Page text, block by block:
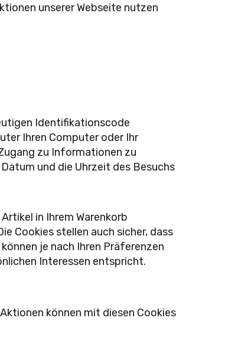
unserer Webseite nutzen
Identifikationscode
Ihren Computer oder Ihr
zu Informationen zu
und die Uhrzeit des Besuchs
in Ihrem Warenkorb
Cookies stellen auch sicher, dass
je nach Ihren Präferenzen
Interessen entspricht.
können mit diesen Cookies